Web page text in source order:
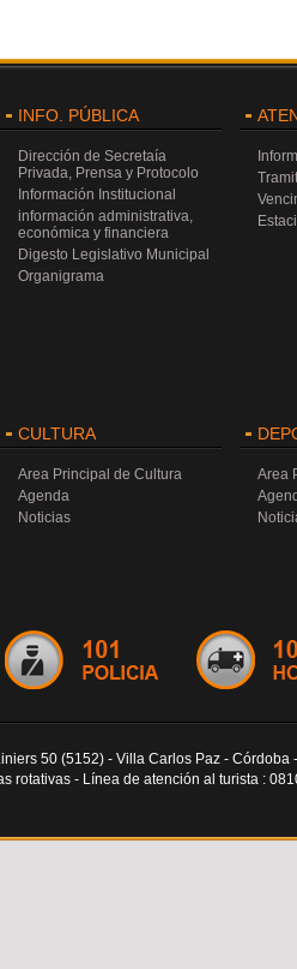
INFO. PÚBLICA
Dirección de Secretaía
Privada, Prensa y Protocolo
Información Institucional
información administrativa,
económica y financiera
Digesto Legislativo Municipal
Organigrama
CULTURA
Area Principal de Cultura
Agenda
Noticias
Area
50 (5152) - Villa Carlos Paz - Córdoba
rotativas - Línea de atención al turista :